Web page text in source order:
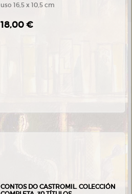
uso 16,5 x 10,5 cm
18,00 €
CONTOS DO CASTROMIL. COLECCIÓN